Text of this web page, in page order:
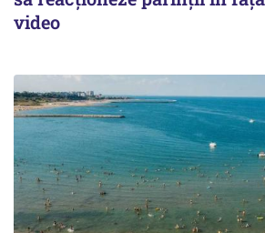
video